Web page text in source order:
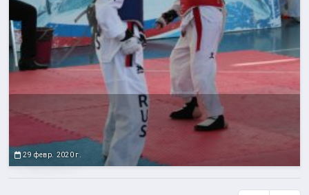
29 февр. 2020 г.